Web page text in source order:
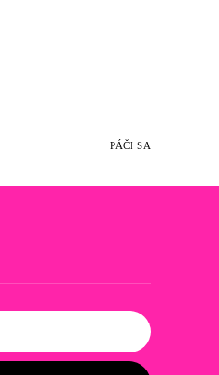
PÁČI SA